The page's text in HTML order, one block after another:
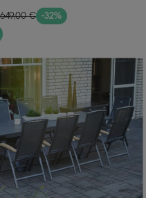
220x100cm, Teak
€ -32%